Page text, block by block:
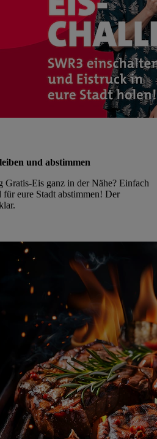
und abstimmen
Gratis-Eis ganz in der Nähe? Einfach
für eure Stadt abstimmen! Der